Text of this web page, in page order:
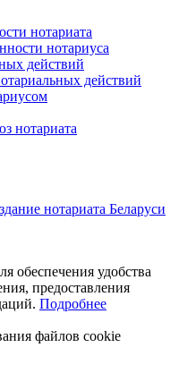
нотариата
нотариуса
действий
действий
нотариата
нотариата Беларуси
обеспечения удобства
предоставления
Подробнее
файлов cookie